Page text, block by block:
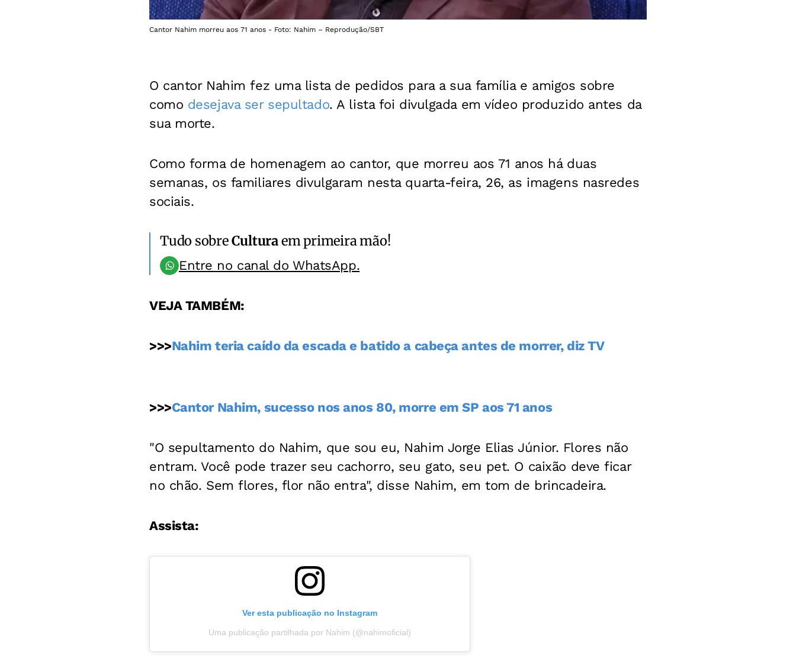
Cantor Nahim morreu aos 71 anos - Foto: Nahim – Reprodução/SBT
O cantor Nahim fez uma lista de pedidos para a sua família e amigos sobre
como desejava ser sepultado. A lista foi divulgada em vídeo produzido antes da
sua morte.
Como forma de homenagem ao cantor, que morreu aos 71 anos há duas
semanas, os familiares divulgaram nesta quarta-feira, 26, as imagens nasredes
sociais.
Tudo sobreCulturaem primeira mão!
Entre no canal do WhatsApp.
VEJA TAMBÉM:
>>>Nahim teria caído da escada e batido a cabeça antes de morrer, diz TV
>>>Cantor Nahim, sucesso nos anos 80, morre em SP aos 71 anos
"O sepultamento do Nahim, que sou eu, Nahim Jorge Elias Júnior. Flores não
entram. Você pode trazer seu cachorro, seu gato, seu pet. O caixão deve ficar
no chão. Sem flores, flor não entra", disse Nahim, em tom de brincadeira.
Assista:
Ver esta publicação no Instagram
Uma publicação partilhada por Nahim (@nahimoficial)